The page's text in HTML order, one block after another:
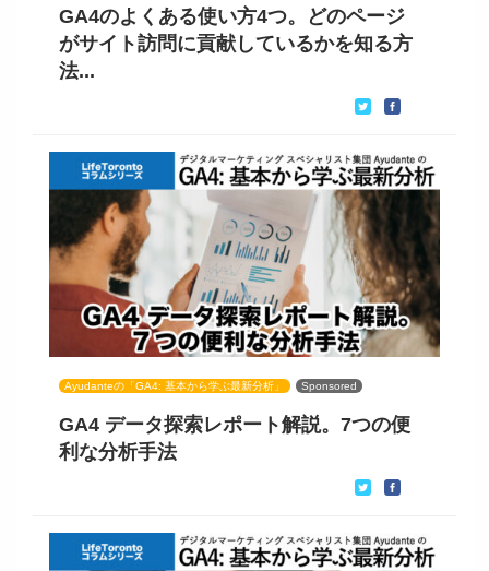
GA4のよくある使い方4つ。どのページ
がサイト訪問に貢献しているかを知る方
法...
Ayudanteの「GA4: 基本から学ぶ最新分析」 Sponsored
GA4 データ探索レポート解説。7つの便
利な分析手法